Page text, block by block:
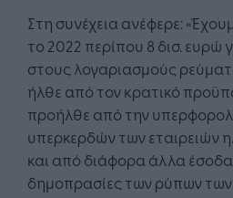
Στη συνέχεια ανέφερε:
το 2022 περίπου 8 δισ. ευρώ
στους λογαριασμούς
ήλθε από τον κρατικό
προήλθε από την
υπερκερδών των εταιρειών
και από διάφορα άλλα
δημοπρασίες των ρύπων